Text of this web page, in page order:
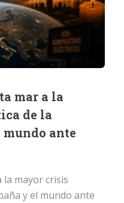
mar a la
de la
ante
mayor crisis
y el mundo ante